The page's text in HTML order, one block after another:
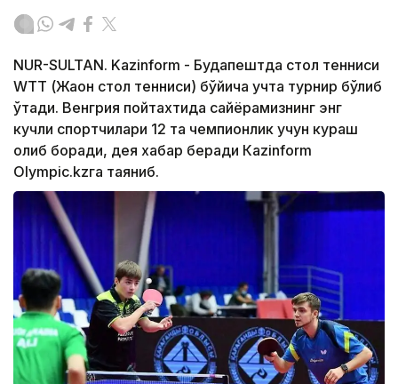
NUR-SULTAN. Kazinform - Будапештда стол тенниси
WТТ (Жаҳон стол тенниси) бўйича учта турнир бўлиб
ўтади. Венгрия пойтахтида сайёрамизнинг энг
кучли спортчилари 12 та чемпионлик учун кураш
олиб боради, дея хабар беради Кazinform
Оlympic.kzга таяниб.